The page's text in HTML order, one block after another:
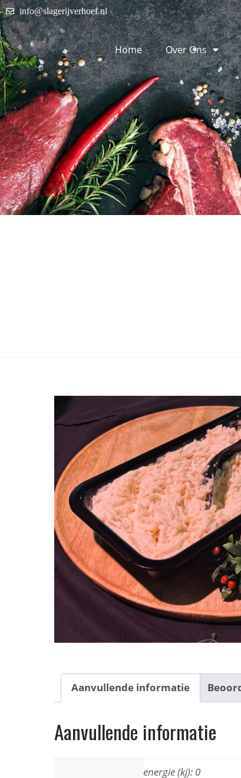
info@slagerijverhoef.nl
Home Over Ons
Aanvullende informatie
Aanvullende informatie
energie (kj): 0